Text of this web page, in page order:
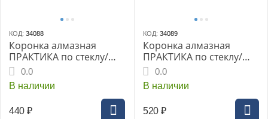
КОД: 34088
Коронка алмазная
ПРАКТИКА по стеклу/
керамике 45мм (1шт
блистер) (777-338)
Мастер
0.0
В наличии
440 ₽
КОД: 34089
Коронка алмазная
ПРАКТИКА по стеклу/
керамике 50мм (1шт
блистер) (777-345)
Мастер
0.0
В наличии
520 ₽